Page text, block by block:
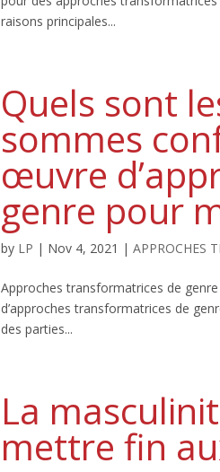
raisons principales...
Quels sont
sommes
œuvre
genre pour
by LP | Nov 4, 2021 |APPROCHES
Approches transformatrices de
d’approches transformatrices de
des parties...
La
mettre fin